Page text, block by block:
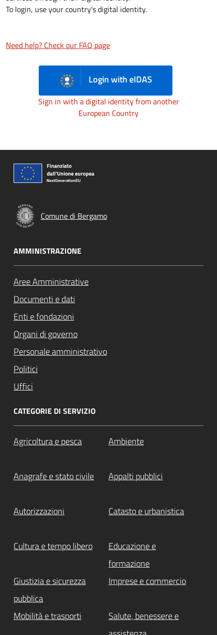
To login, use your country's digital identity.
Need help? Check our FAQ page
Login with eIDAS
Sign in with a digital identity from another
European Country
Comune di Bergamo
AMMINISTRAZIONE
Aree Amministrative
Documenti e dati
Enti e fondazioni
Organi di governo
Personale amministrativo
Politici
Uffici
CATEGORIE DI SERVIZIO
Agricoltura e pesca Ambiente
Anagrafe e stato civile Appalti pubblici
Autorizzazioni Catasto e urbanistica
Cultura e tempo libero
Educazione e
formazione
Giustizia e sicurezza
pubblica
Imprese e commercio
Mobilità e trasporti
Salute, benessere e